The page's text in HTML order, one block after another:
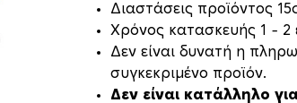
Διαστάσεις προϊόντος
Xρόνος κατασκευής 1 – 2
Δεν είναι δυνατή η
συγκεκριμένο προϊόν.
Δεν είναι κατάλληλο